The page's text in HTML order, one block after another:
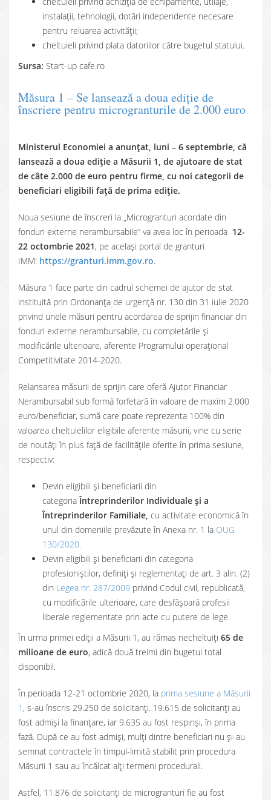
instalații, tehnologii, dotări independente necesare
pentru reluarea activității;
cheltuieli privind plata datoriilor către bugetul statului.
Sursa: Start-up cafe.ro
Măsura 1 – Se lansează a doua ediție de
înscriere pentru microgranturile de 2.000 euro
Ministerul Economiei a anunțat, luni – 6 septembrie, că
lansează a doua ediție a Măsurii 1, de ajutoare de stat
de câte 2.000 de euro pentru firme, cu noi categorii de
beneficiari eligibili față de prima ediție.
Noua sesiune de înscreri la „Microgranturi acordate din
fonduri externe nerambursabile” va avea loc în perioada 12-
22 octombrie 2021, pe același portal de granturi
IMM: https://granturi.imm.gov.ro.
Măsura 1 face parte din cadrul schemei de ajutor de stat
instituită prin Ordonanța de urgență nr. 130 din 31 iulie 2020
privind unele măsuri pentru acordarea de sprijin financiar din
fonduri externe nerambursabile, cu completările și
modificările ulterioare, aferente Programului operațional
Competitivitate 2014-2020.
Relansarea măsurii de sprijin care oferă Ajutor Financiar
Nerambursabil sub formă forfetară în valoare de maxim 2.000
euro/beneficiar, sumă care poate reprezenta 100% din
valoarea cheltuielilor eligibile aferente măsurii, vine cu serie
de noutăți în plus față de facilitățile oferite în prima sesiune,
respectiv:
Devin eligibili și beneficiarii din
categoriaÎntreprinderilor Individuale și a
Întreprinderilor Familiale, cu activitate economică în
unul din domeniile prevăzute în Anexa nr. 1 la OUG
130/2020.
Devin eligibili și beneficiarii din categoria
profesioniștilor, definiți și reglementați de art. 3 alin. (2)
din Legea nr. 287/2009 privind Codul civil, republicată,
cu modificările ulterioare, care desfășoară profesii
liberale reglementate prin acte cu putere de lege.
În urma primei ediții a Măsurii 1, au rămas necheltuiți 65 de
milioane de euro, adică două treimi din bugetul total
disponibil.
În perioada 12-21 octombrie 2020, la prima sesiune a Măsurii
1 , s-au înscris 29.250 de solicitanți. 19.615 de solicitanți au
fost admiși la finanțare, iar 9.635 au fost respinși, în prima
fază. După ce au fost admiși, mulți dintre beneficiari nu și-au
semnat contractele în timpul-limită stabilit prin procedura
Măsurii 1 sau au încălcat alți termeni procedurali.
Astfel, 11.876 de solicitanți de microgranturi fie au fost